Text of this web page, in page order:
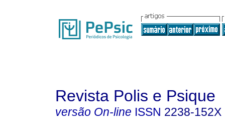
Revista Polis e Psique
versão On-line ISSN 2238-152X